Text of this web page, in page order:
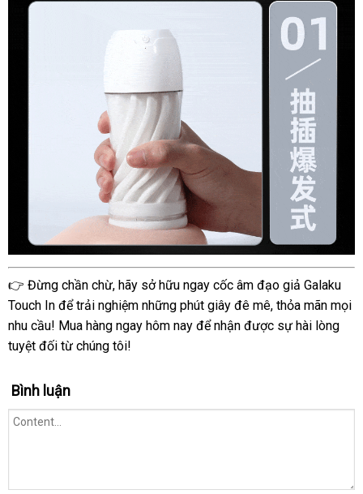
Cốc
Galaku
Touch
Rung
Đa
Sạc
Kích
👉 Đừng chần chừ, hãy sở hữu ngay cốc âm đạo giả Galaku
Touch In để trải nghiệm những phút giây đê mê, thỏa mãn mọi
nhu cầu! Mua hàng ngay hôm nay để nhận được sự hài lòng
tuyệt đối từ chúng tôi!
Bình luận